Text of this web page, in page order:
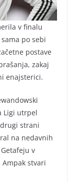
v finalu
po sebi
postave
zakaj
enajsterici.
Ligi utrpel
strani
na nedavnih
v
stvari